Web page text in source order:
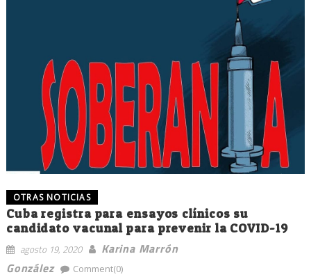
OTRAS NOTICIAS
Cuba registra para ensayos clínicos su
candidato vacunal para prevenir la COVID-19
agosto 19, 2020
Karina Marrón
González
Comment(0)